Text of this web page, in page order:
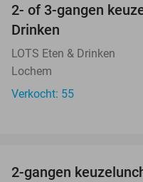
TODAY
2- of 3-gangen
Drinken
LOTS Eten & Drinken
Lochem
Verkocht: 55
2-gangen